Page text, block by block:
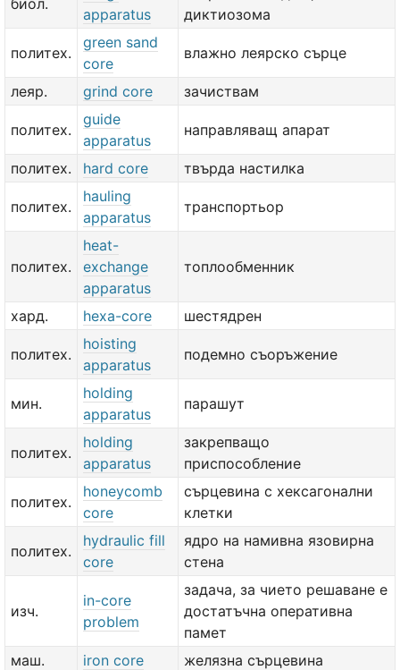
биол.
apparatus
диктиозома
политех.
green sand
core
влажно леярско сърце
леяр. grind core зачиствам
политех.
guide
apparatus
направляващ апарат
политех. hard core твърда настилка
политех.
hauling
apparatus
транспортьор
политех.
heat-
exchange
apparatus
топлообменник
хард. hexa-core шестядрен
политех.
hoisting
apparatus
подемно съоръжение
мин.
holding
apparatus
парашут
политех.
holding
apparatus
закрепващо
приспособление
политех.
honeycomb
core
сърцевина с хексагонални
клетки
политех.
hydraulic fill
core
ядро на намивна язовирна
стена
изч.
in-core
problem
задача, за чието решаване е
достатъчна оперативна
памет
маш.
iron core
желязна сърцевина